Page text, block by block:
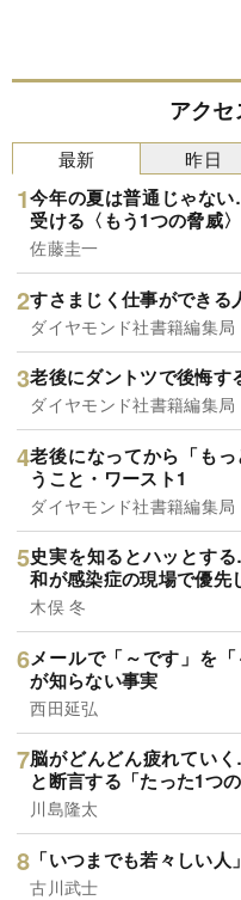
アク
最新
今年の夏は普通じゃな
受ける〈もう1つの脅威
佐藤圭一
すさまじく仕事ができる
ダイヤモンド社書籍編集局
老後にダントツで後悔す
ダイヤモンド社書籍編集局
老後になってから「も
うこと・ワースト1
ダイヤモンド社書籍編集局
史実を知るとハッとす
和が感染症の現場で優先
木俣 冬
メールで「～です」を
が知らない事実
西田延弘
脳がどんどん疲れてい
と断言する「たった1つの
川島隆太
「いつまでも若々しい
古川武士
昨日